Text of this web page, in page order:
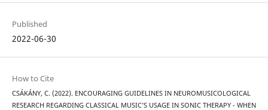
Published
2022-06-30
How to Cite
CSÁKÁNY, C. (2022). ENCOURAGING GUIDELINES IN NEUROMUSICOLOGICAL
RESEARCH REGARDING CLASSICAL MUSIC’S USAGE IN SONIC THERAPY - WHEN